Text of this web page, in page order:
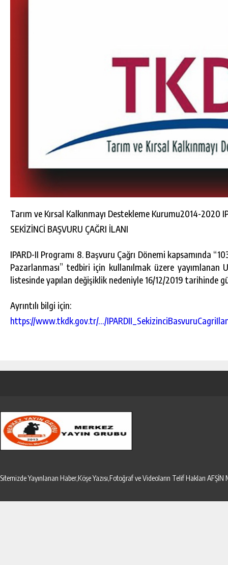
Tarım ve Kırsal Kalkınmayı Destekleme Kurumu2014-2020
SEKİZİNCİ BAŞVURU ÇAĞRI İLANI
IPARD-II Programı 8. Başvuru Çağrı Dönemi kapsamında
Pazarlanması” tedbiri için kullanılmak üzere
listesinde yapılan değişiklik nedeniyle 16/12/2019 tarihinde
Ayrıntılı bilgi için:
https://www.tkdk.gov.tr/…/
Sitemizde Yayınlanan Haber,Köşe Yazısı,Fotoğraf ve Videoların Telif Hakları